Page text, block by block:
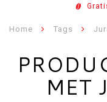
Home Tags
MET